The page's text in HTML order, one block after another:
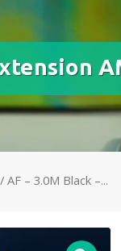
– 3.0M Black –...